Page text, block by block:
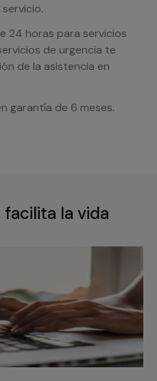
24 horas para servicios
de urgencia te
de la asistencia en
garantía de 6 meses.
facilita la vida